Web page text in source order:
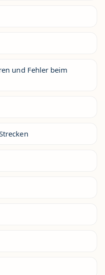
und Fehler beim